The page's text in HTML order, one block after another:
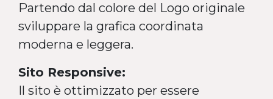
Partendo dal colore del Logo originale
sviluppare la grafica coordinata
moderna e leggera.
Sito Responsive:
Il sito è ottimizzato per essere